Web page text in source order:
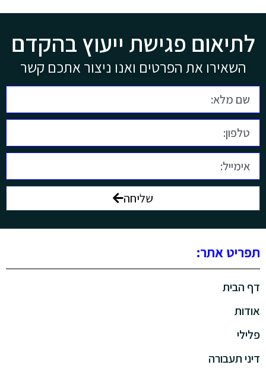
לתיאום פגישת ייעוץ בהקדם
השאירו את הפרטים ואנו ניצור אתכם קשר
שליחה
תפריט אתר:
דף הבית
אודות
פלילי
דיני תעבורה